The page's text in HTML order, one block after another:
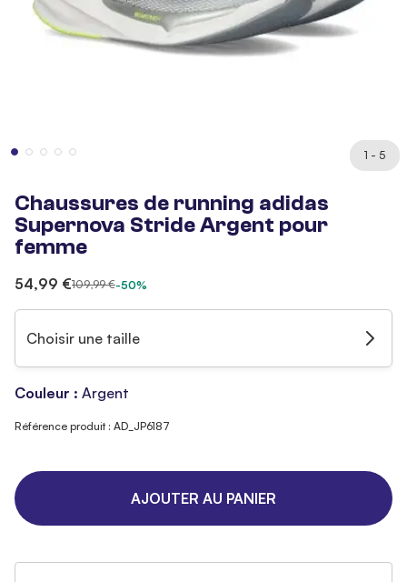
1 - 5
Chaussures de running adidas
Supernova Stride Argent pour
femme
54,99 €109,99 €-50%
Choisir une taille
Couleur : Argent
Référence produit : AD_JP6187
AJOUTER AU PANIER